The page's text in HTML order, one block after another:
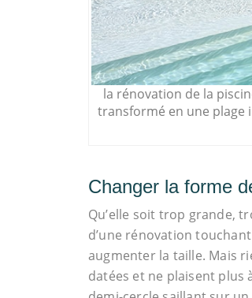
la rénovation de la
transformé en une plage
Changer la forme
Qu’elle soit trop grande,
d’une rénovation
augmenter la taille. Mais
datées et ne plaisent plus